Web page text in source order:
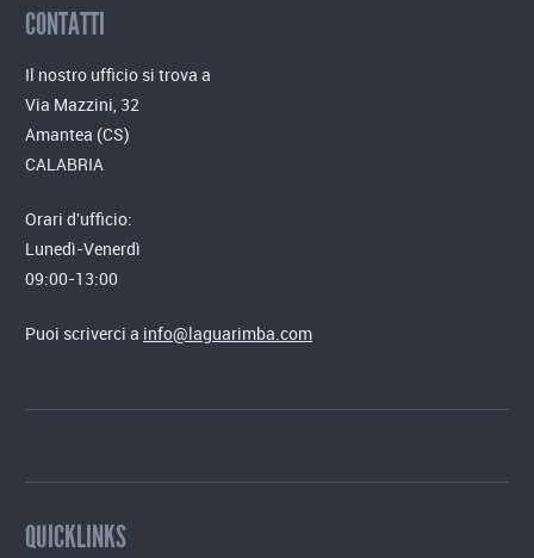
CONTATTI
Il nostro ufficio si trova a
Via Mazzini, 32
Amantea (CS)
CALABRIA
Orari d'ufficio:
Lunedì-Venerdì
09:00-13:00
Puoi scriverci a info@laguarimba.com
QUICKLINKS